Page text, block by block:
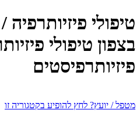
טיפולי פיזיותרפיה
בצפון טיפולי
פיזיותרפיסטים
מטפל / יועץ? לחץ להופיע בקטגוריה זו